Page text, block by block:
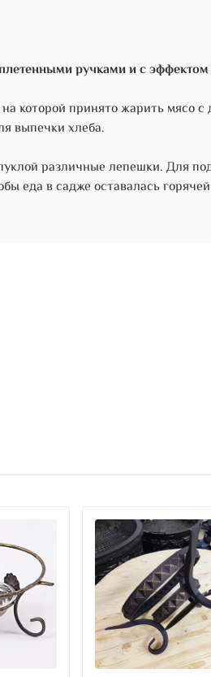
ручками и с
которой принято жарить мясо
выпечки хлеба.
различные лепешки. Для
еда в садже оставалась